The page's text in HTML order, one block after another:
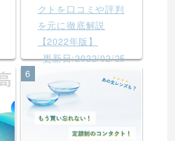
クトを口コミや評判
を元に徹底解説
【2022年版】
更新日:2022/02/25
6